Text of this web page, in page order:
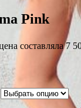
Pink
составляла 7